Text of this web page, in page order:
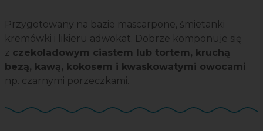
Przygotowany na bazie mascarpone, śmietanki
kremówki i likieru adwokat. Dobrze komponuje się
z czekoladowym ciastem lub tortem, kruchą
bezą, kawą, kokosem i kwaskowatymi owocami
np. czarnymi porzeczkami.